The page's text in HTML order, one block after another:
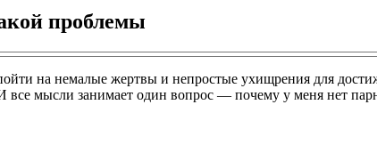
проблемы
на немалые жертвы и непростые ухищрения для
мысли занимает один вопрос — почему у меня нет